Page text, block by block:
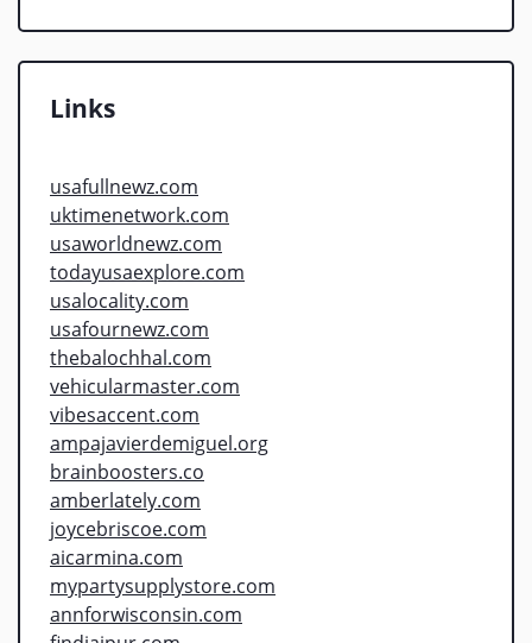
Links
usafullnewz.com
uktimenetwork.com
usaworldnewz.com
todayusaexplore.com
usalocality.com
usafournewz.com
thebalochhal.com
vehicularmaster.com
vibesaccent.com
ampajavierdemiguel.org
brainboosters.co
amberlately.com
joycebriscoe.com
aicarmina.com
mypartysupplystore.com
annforwisconsin.com